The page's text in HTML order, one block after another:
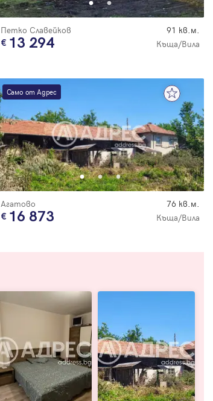
Петко Славейков 91 кв.м.
13 294 Къща/Вила
Само от Адрес
Агатово 76 кв.м.
16 873 Къща/Вила